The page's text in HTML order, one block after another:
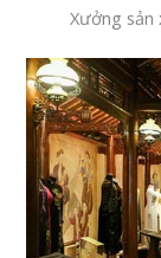
Xưởng